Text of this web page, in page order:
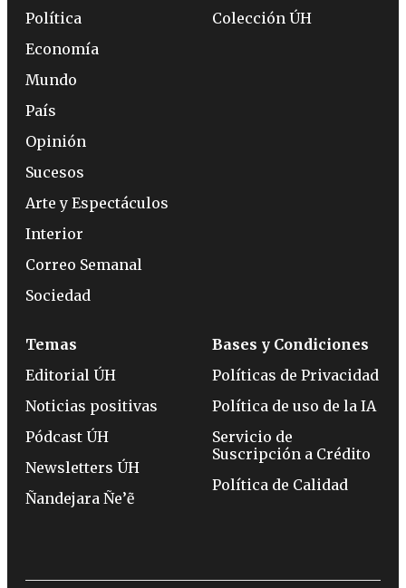
Política
Economía
Mundo
País
Opinión
Sucesos
Arte y Espectáculos
Interior
Correo Semanal
Sociedad
Colección ÚH
Temas
Editorial ÚH
Noticias positivas
Pódcast ÚH
Newsletters ÚH
Ñandejara Ñe’ẽ
Bases y Condiciones
Políticas de Privacidad
Política de uso de la IA
Servicio de
Suscripción a Crédito
Política de Calidad